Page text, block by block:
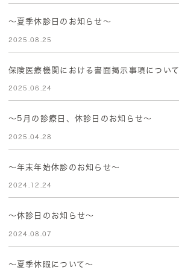
～夏季休診日のお知らせ～
2025.08.25
保険医療機関における書面掲示事項について
2025.06.24
～5月の診療日、休診日のお知らせ～
2025.04.28
〜年末年始休診のお知らせ〜
2024.12.24
～休診日のお知らせ～
2024.08.07
～夏季休暇について～